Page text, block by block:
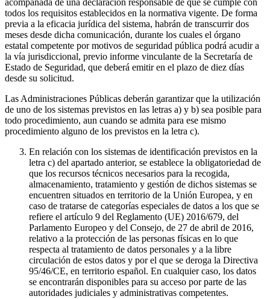
acompañada de una declaración responsable de que se cumple con
todos los requisitos establecidos en la normativa vigente. De forma
previa a la eficacia jurídica del sistema, habrán de transcurrir dos
meses desde dicha comunicación, durante los cuales el órgano
estatal competente por motivos de seguridad pública podrá acudir a
la vía jurisdiccional, previo informe vinculante de la Secretaría de
Estado de Seguridad, que deberá emitir en el plazo de diez días
desde su solicitud.
Las Administraciones Públicas deberán garantizar que la utilización
de uno de los sistemas previstos en las letras a) y b) sea posible para
todo procedimiento, aun cuando se admita para ese mismo
procedimiento alguno de los previstos en la letra c).
En relación con los sistemas de identificación previstos en la
letra c) del apartado anterior, se establece la obligatoriedad de
que los recursos técnicos necesarios para la recogida,
almacenamiento, tratamiento y gestión de dichos sistemas se
encuentren situados en territorio de la Unión Europea, y en
caso de tratarse de categorías especiales de datos a los que se
refiere el artículo 9 del Reglamento (UE) 2016/679, del
Parlamento Europeo y del Consejo, de 27 de abril de 2016,
relativo a la protección de las personas físicas en lo que
respecta al tratamiento de datos personales y a la libre
circulación de estos datos y por el que se deroga la Directiva
95/46/CE, en territorio español. En cualquier caso, los datos
se encontrarán disponibles para su acceso por parte de las
autoridades judiciales y administrativas competentes.